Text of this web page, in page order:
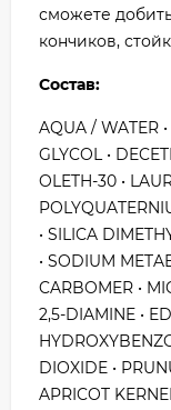
сможете
кончиков,
Состав:
AQUA / WATER
GLYCOL •
OLETH-30 •
• SILICA
• SODIUM
CARBOMER •
2,5-DIAMINE •
DIOXIDE •
APRICOT